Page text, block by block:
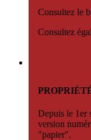
Consultez le
Consultez
Depuis le 1er
version
"papier".